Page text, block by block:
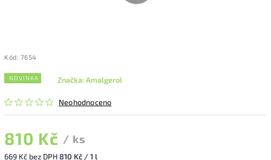
Kód: 7654
NOVINKA
Neohodnoceno
Značka:Amalgerol
810 Kč / ks
669 Kč bez DPH810 Kč / 1 l